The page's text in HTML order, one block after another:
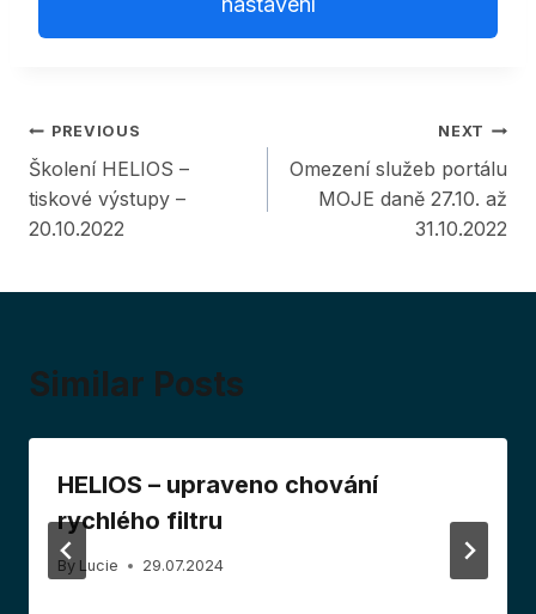
Post
navigation
PREVIOUS
Školení HELIOS –
tiskové výstupy –
20.10.2022
NEXT
Omezení služeb portálu
MOJE daně 27.10. až
31.10.2022
Similar Posts
HELIOS – upraveno chování
rychlého filtru
By Lucie 29.07.2024